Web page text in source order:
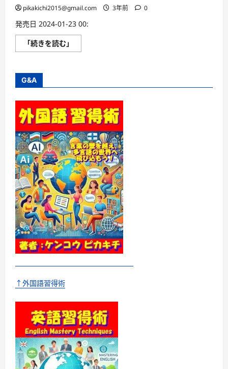
pikakichi2015@gmail.com 3年前 0
発売日 2024-01-23 00:
「続きを読む」
会
面
ィ
ッ
ト
80［音
声
DL
付］
ー
ー
中
学
英
語
で
こ
こ
ま
で
伝
わ
る！
に
い
読
G&A
↑外国語習得術